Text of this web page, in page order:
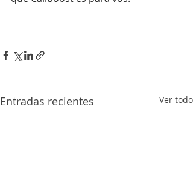
Entradas recientes Ver todo